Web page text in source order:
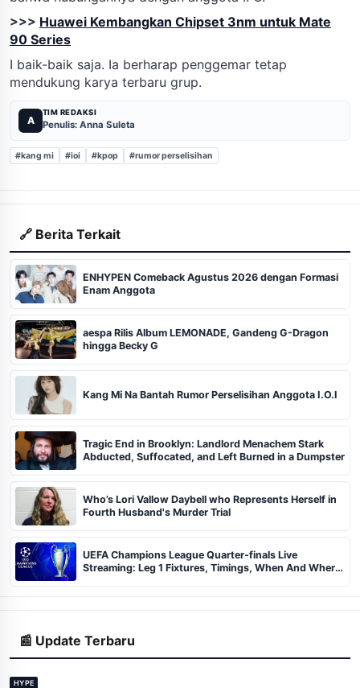
>>> Huawei Kembangkan Chipset 3nm untuk Mate
90 Series
I baik-baik saja. Ia berharap penggemar tetap
mendukung karya terbaru grup.
A
TIM REDAKSI
Penulis: Anna Suleta
#kang mi #ioi #kpop #rumor perselisihan
🔗 Berita Terkait
ENHYPEN Comeback Agustus 2026 dengan Formasi
Enam Anggota
aespa Rilis Album LEMONADE, Gandeng G-Dragon
hingga Becky G
Kang Mi Na Bantah Rumor Perselisihan Anggota I.O.I
Tragic End in Brooklyn: Landlord Menachem Stark
Abducted, Suffocated, and Left Burned in a Dumpster
Who’s Lori Vallow Daybell who Represents Herself in
Fourth Husband's Murder Trial
UEFA Champions League Quarter-finals Live
Streaming: Leg 1 Fixtures, Timings, When And Where
📰 Update Terbaru
HYPE